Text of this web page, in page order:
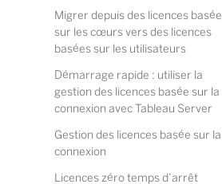
Migrer depuis des licences
sur les cœurs vers des licences
basées sur les utilisateurs
Démarrage rapide : utiliser la
gestion des licences basée sur la
connexion avec Tableau Server
Gestion des licences basée sur la
connexion
Licences zéro temps d’arrêt